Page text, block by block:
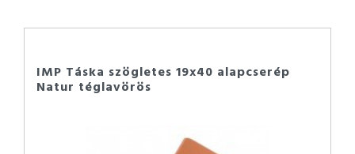
IMP Táska szögletes 19x40 alapcserép
Natur téglavörös